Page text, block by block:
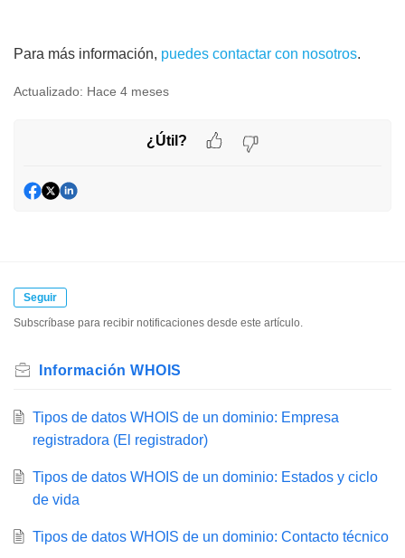
Para más información, puedes contactar con nosotros.
Actualizado: Hace 4 meses
¿Útil?
Seguir
Subscríbase para recibir notificaciones desde este artículo.
Información WHOIS
Tipos de datos WHOIS de un dominio: Empresa
registradora (El registrador)
Tipos de datos WHOIS de un dominio: Estados y ciclo
de vida
Tipos de datos WHOIS de un dominio: Contacto técnico